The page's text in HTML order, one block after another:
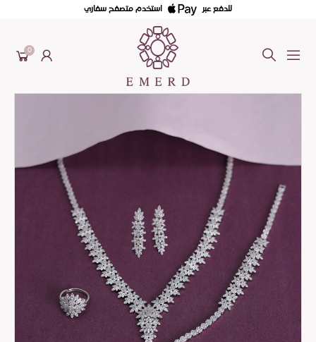
للدفع عبر استخدم متصفح سفاري
0